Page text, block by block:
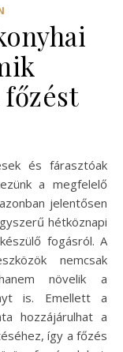
a megfelelő
jelentősen
hétköznapi
fogásról. A
nemcsak
növelik a
is. Emellett a
hozzájárulhat a
így a főzés